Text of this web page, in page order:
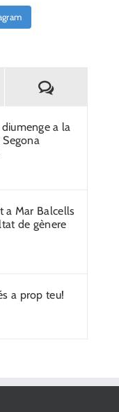
a la
a Mar Balcells
de gènere
a prop teu!